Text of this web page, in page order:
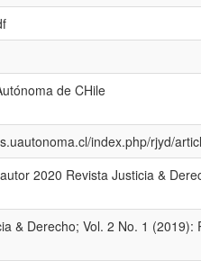
de CHile
index.php/rjyd/
2020 Revista Justicia &
& Derecho; Vol. 2 No. 1